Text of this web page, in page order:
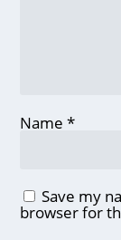
Name*
Save my
browser for